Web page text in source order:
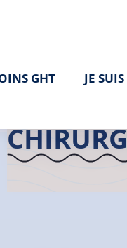
GHT JE
Accueil GHT>